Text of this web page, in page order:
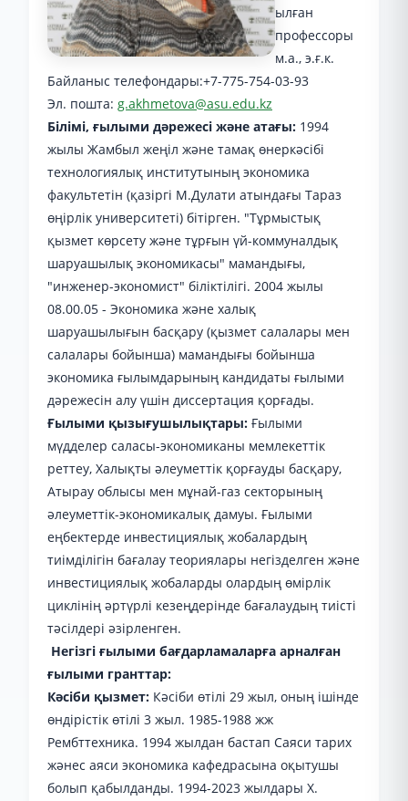
ылған
профессоры
м.а., э.ғ.к.
Байланыс телефондары:+7-775-754-03-93
Эл. пошта: g.akhmetova@asu.edu.kz
Білімі, ғылыми дәрежесі және атағы: 1994
жылы Жамбыл жеңіл және тамақ өнеркәсібі
технологиялық институтының экономика
факультетін (қазіргі М.Дулати атындағы Тараз
өңірлік университеті) бітірген. "Тұрмыстық
қызмет көрсету және тұрғын үй-коммуналдық
шаруашылық экономикасы" мамандығы,
"инженер-экономист" біліктілігі. 2004 жылы
08.00.05 - Экономика және халық
шаруашылығын басқару (қызмет салалары мен
салалары бойынша) мамандығы бойынша
экономика ғылымдарының кандидаты ғылыми
дәрежесін алу үшін диссертация қорғады.
Ғылыми қызығушылықтары: Ғылыми
мүдделер саласы-экономиканы мемлекеттік
реттеу, Халықты әлеуметтік қорғауды басқару,
Атырау облысы мен мұнай-газ секторының
әлеуметтік-экономикалық дамуы. Ғылыми
еңбектерде инвестициялық жобалардың
тиімділігін бағалау теориялары негізделген және
инвестициялық жобаларды олардың өмірлік
циклінің әртүрлі кезеңдерінде бағалаудың тиісті
тәсілдері әзірленген.
Негізгі ғылыми бағдарламаларға арналған
ғылыми гранттар:
Кәсіби қызмет: Кәсіби өтілі 29 жыл, оның ішінде
өндірістік өтілі 3 жыл. 1985-1988 жж
Рембттехника. 1994 жылдан бастап Саяси тарих
жәнес аяси экономика кафедрасына оқытушы
болып қабылданды. 1994-2023 жылдары Х.